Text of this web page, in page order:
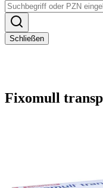
Schließen
Fixomull